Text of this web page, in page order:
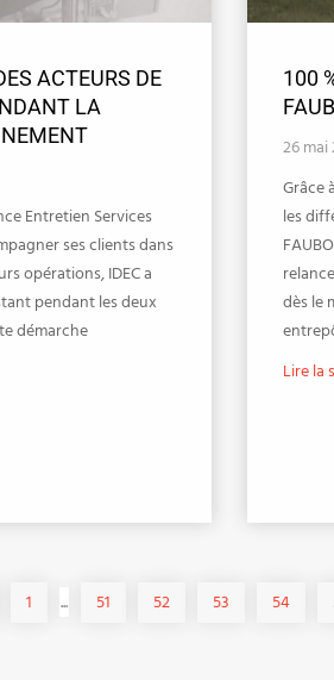
ACTEURS DE
LA
Entretien Services
ses clients dans
opérations, IDEC a
pendant les deux
démarche
100
26 mai
Grâce
les
dès le
Lire la
1 ... 51 52 53 54